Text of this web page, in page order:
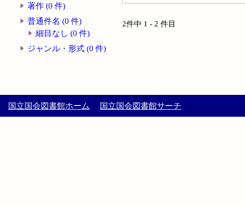
著作 (0 件)
普通件名 (0 件)
細目なし (0 件)
ジャンル・形式 (0 件)
2件中 1 - 2 件目
国立国会図書館ホーム 国立国会図書館サーチ